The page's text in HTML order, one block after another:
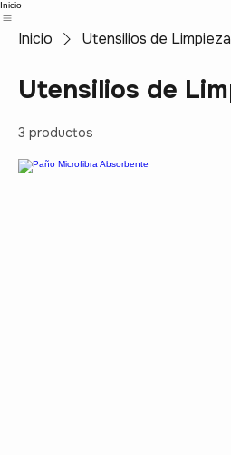
Inicio
Inicio Utensilios de Limpieza
Utensilios de
3 productos